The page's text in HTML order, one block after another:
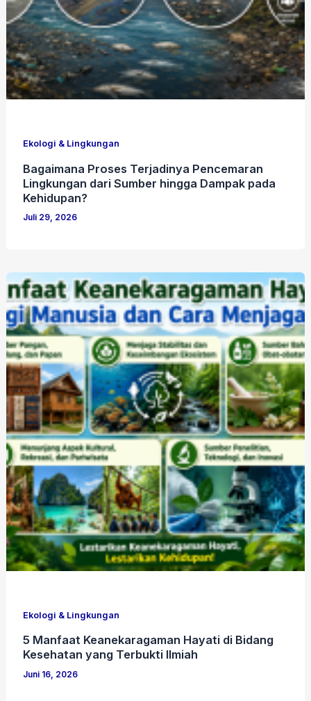
Ekologi & Lingkungan
Bagaimana Proses Terjadinya Pencemaran
Lingkungan dari Sumber hingga Dampak pada
Kehidupan?
Juli 29, 2026
Ekologi & Lingkungan
5 Manfaat Keanekaragaman Hayati di Bidang
Kesehatan yang Terbukti Ilmiah
Juni 16, 2026